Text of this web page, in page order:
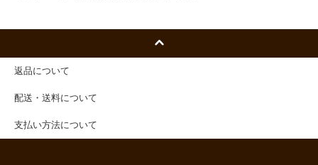
返品について
配送・送料について
支払い方法について